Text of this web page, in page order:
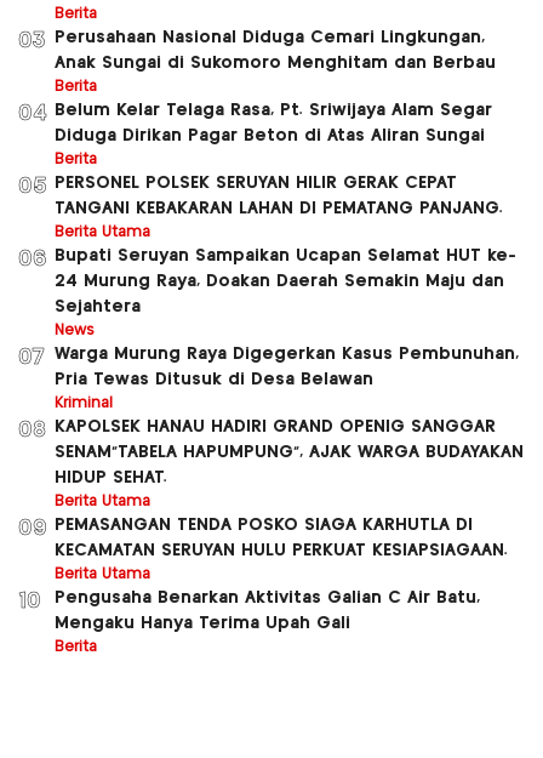
Berita
03
Perusahaan Nasional Diduga Cemari Lingkungan,
Anak Sungai di Sukomoro Menghitam dan Berbau
Berita
04
Belum Kelar Telaga Rasa, Pt. Sriwijaya Alam Segar
Diduga Dirikan Pagar Beton di Atas Aliran Sungai
Berita
05
PERSONEL POLSEK SERUYAN HILIR GERAK CEPAT
TANGANI KEBAKARAN LAHAN DI PEMATANG PANJANG.
Berita Utama
06
Bupati Seruyan Sampaikan Ucapan Selamat HUT ke-
24 Murung Raya, Doakan Daerah Semakin Maju dan
Sejahtera
News
07 Warga Murung Raya Digegerkan Kasus Pembunuhan,
Pria Tewas Ditusuk di Desa Belawan
Kriminal
08
KAPOLSEK HANAU HADIRI GRAND OPENIG SANGGAR
SENAM”TABELA HAPUMPUNG”, AJAK WARGA BUDAYAKAN
HIDUP SEHAT.
Berita Utama
09
PEMASANGAN TENDA POSKO SIAGA KARHUTLA DI
KECAMATAN SERUYAN HULU PERKUAT KESIAPSIAGAAN.
Berita Utama
10
Pengusaha Benarkan Aktivitas Galian C Air Batu,
Mengaku Hanya Terima Upah Gali
Berita